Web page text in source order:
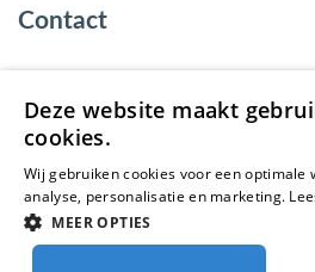
Contact
© 2026 -
Deze website maakt
cookies.
Wij gebruiken cookies voor een optimale
analyse, personalisatie en marketing.
MEER OPTIES